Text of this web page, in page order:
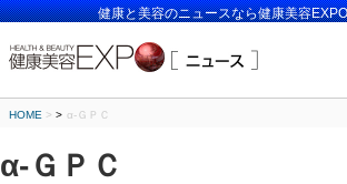
健康と美容のニュースなら健康美容
HOME > α-ＧＰＣ
α-ＧＰＣ